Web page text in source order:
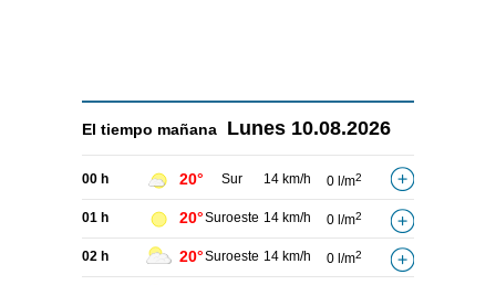
El tiempo mañana Lunes 10.08.2026
00 h 20° Sur 14 km/h 0 l/m2
01 h 20°Suroeste 14 km/h 0 l/m2
02 h 20°Suroeste 14 km/h 0 l/m2